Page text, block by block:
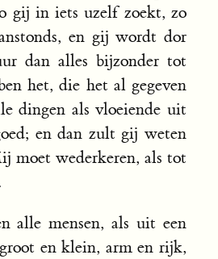
gij in iets uzelf zoekt, zo
en gij wordt dor
dan alles bijzonder tot
het, die het al gegeven
dingen als vloeiende uit
en dan zult gij weten
moet wederkeren, als tot
alle mensen, als uit een
en klein, arm en rijk,